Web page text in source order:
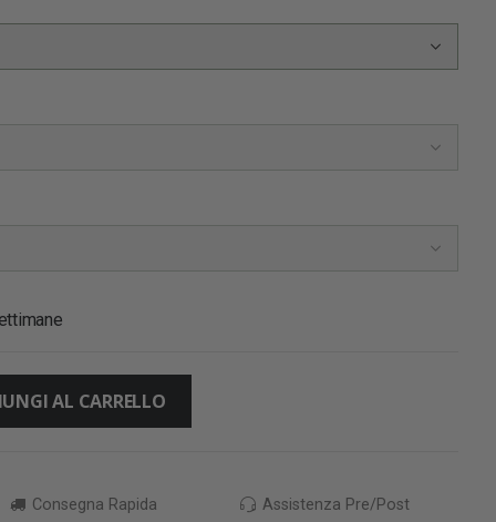
AL CARRELLO
Consegna Rapida
Assistenza Pre/Post